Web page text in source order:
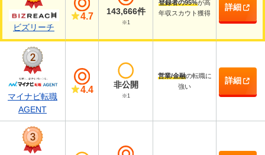
ビズリーチ
4.7 143,666件
※1
登録者の95%が高
年収スカウト獲得
詳細
マイナビ転職
AGENT
4.4 非公開
※1
営業/金融の転職に
強い
詳細